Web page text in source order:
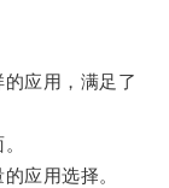
应用，满足了
应用选择。